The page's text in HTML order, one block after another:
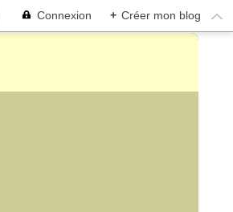
Connexion + Créer mon blog